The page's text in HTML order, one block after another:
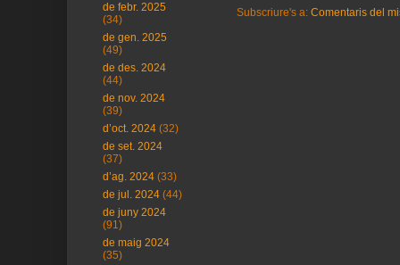
Subscriure's a: Comentaris del
de febr. 2025
(34)
de gen. 2025
(49)
de des. 2024
(44)
de nov. 2024
(39)
d’oct. 2024 (32)
de set. 2024
(37)
d’ag. 2024 (33)
de jul. 2024 (44)
de juny 2024
(91)
de maig 2024
(35)